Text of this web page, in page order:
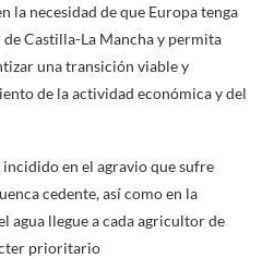
la necesidad de que Europa tenga
Castilla-La Mancha y permita
una transición viable y
de la actividad económica y del
en el agravio que sufre
cedente, así como en la
agua llegue a cada agricultor de
prioritario